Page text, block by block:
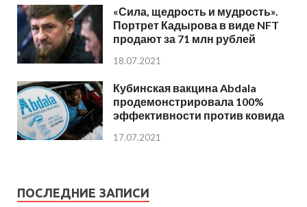
«Сила, щедрость и мудрость».
Портрет Кадырова в виде NFT
продают за 71 млн рублей
18.07.2021
Кубинская вакцина Abdala
продемонстрировала 100%
эффективности против ковида
17.07.2021
ПОСЛЕДНИЕ ЗАПИСИ